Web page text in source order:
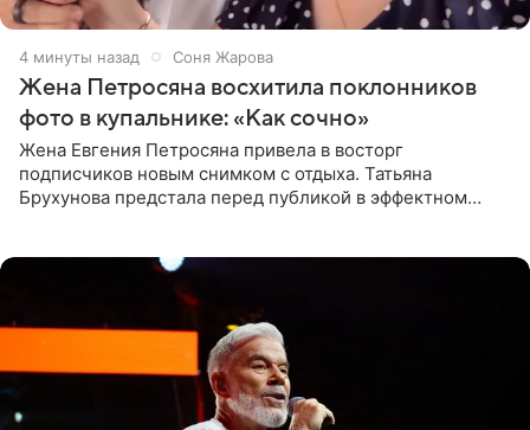
4 минуты назад Соня Жарова
Жена Петросяна восхитила поклонников
фото в купальнике: «Как сочно»
Жена Евгения Петросяна привела в восторг
подписчиков новым снимком с отдыха. Татьяна
Брухунова предстала перед публикой в эффектном